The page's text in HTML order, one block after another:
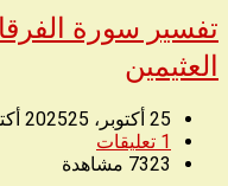
تفسير سورة
العثيمين
25 أكتوبر، 2025
25 أكتوبر، 2025
1 تعليقات
7323 مشاهدة